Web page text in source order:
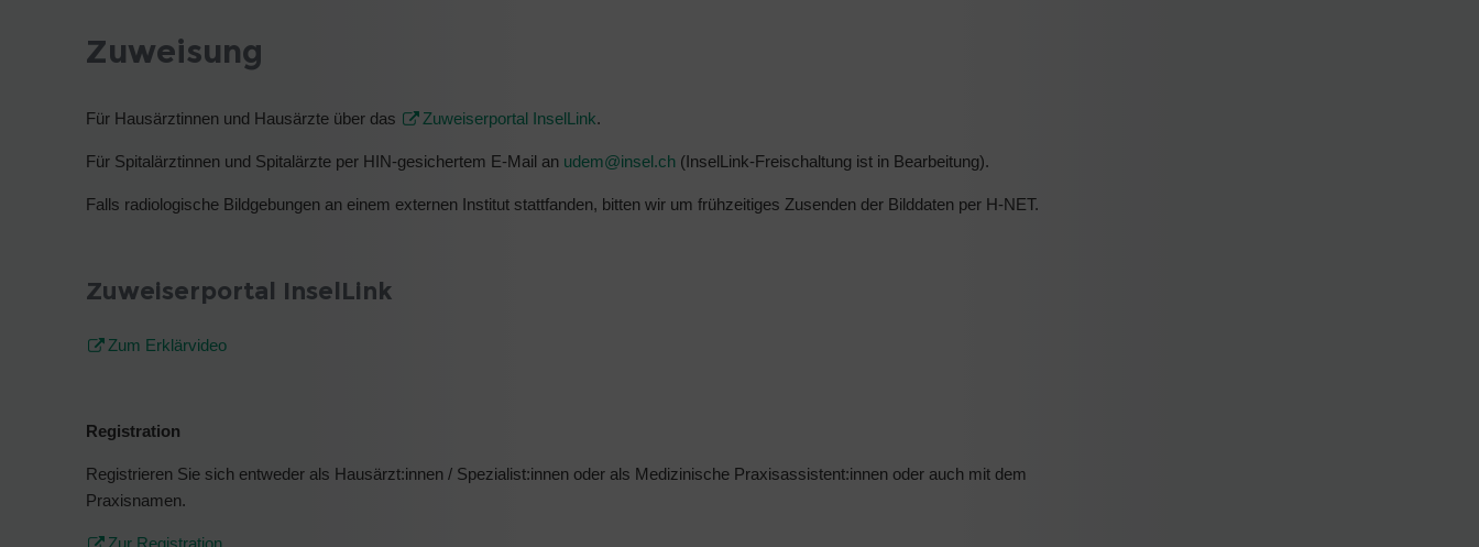
Zuweisung
Für Hausärztinnen und Hausärzte über das Zuweiserportal InselLink.
Für Spitalärztinnen und Spitalärzte per HIN-gesichertem E-Mail an udem@insel.ch (InselLink-Freischaltung ist in Bearbeitung).
Falls radiologische Bildgebungen an einem externen Institut stattfanden, bitten wir um frühzeitiges Zusenden der Bilddaten per H-NET.
Zuweiserportal InselLink
Zum Erklärvideo
Registration
Registrieren Sie sich entweder als Hausärzt:innen / Spezialist:innen oder als Medizinische Praxisassistent:innen oder auch mit dem
Praxisnamen.
Zur Registration